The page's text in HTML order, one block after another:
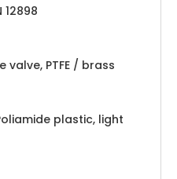
valve, PTFE / brass
plastic, light